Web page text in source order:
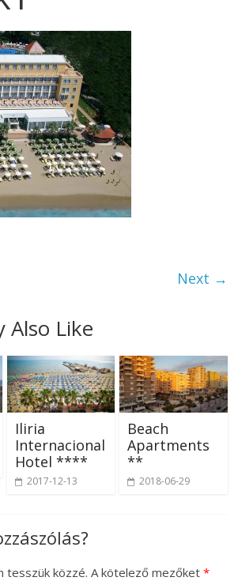
Next →
Also Like
Iliria
Internacional
Hotel ****
2017-12-13
Beach
Apartments
**
2018-06-29
tesszük közzé. A kötelező mezőket*